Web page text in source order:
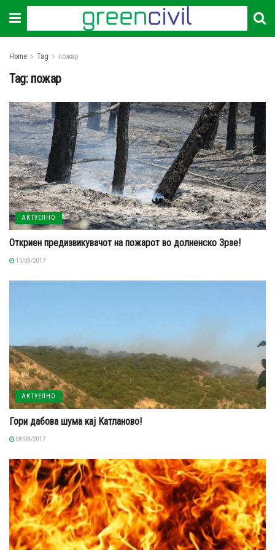
Home Tag пожар
Tag: пожар
АКТУЕЛНО
Откриен предизвикувачот на пожарот во долненско Зрзе!
15/08/2017
АКТУЕЛНО
Гори дабова шума кај Катланово!
08/08/2017